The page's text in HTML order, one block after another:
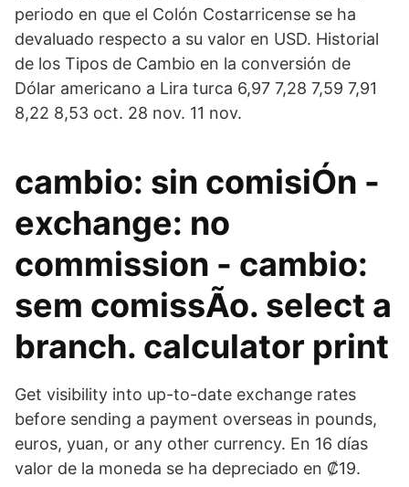
periodo en que el Colón Costarricense se ha
devaluado respecto a su valor en USD. Historial
de los Tipos de Cambio en la conversión de
Dólar americano a Lira turca 6,97 7,28 7,59 7,91
8,22 8,53 oct. 28 nov. 11 nov.
cambio: sin comisiÓn -
exchange: no
commission - cambio:
sem comissÃo. select a
branch. calculator print
Get visibility into up-to-date exchange rates
before sending a payment overseas in pounds,
euros, yuan, or any other currency. En 16 días
valor de la moneda se ha depreciado en ₡19.